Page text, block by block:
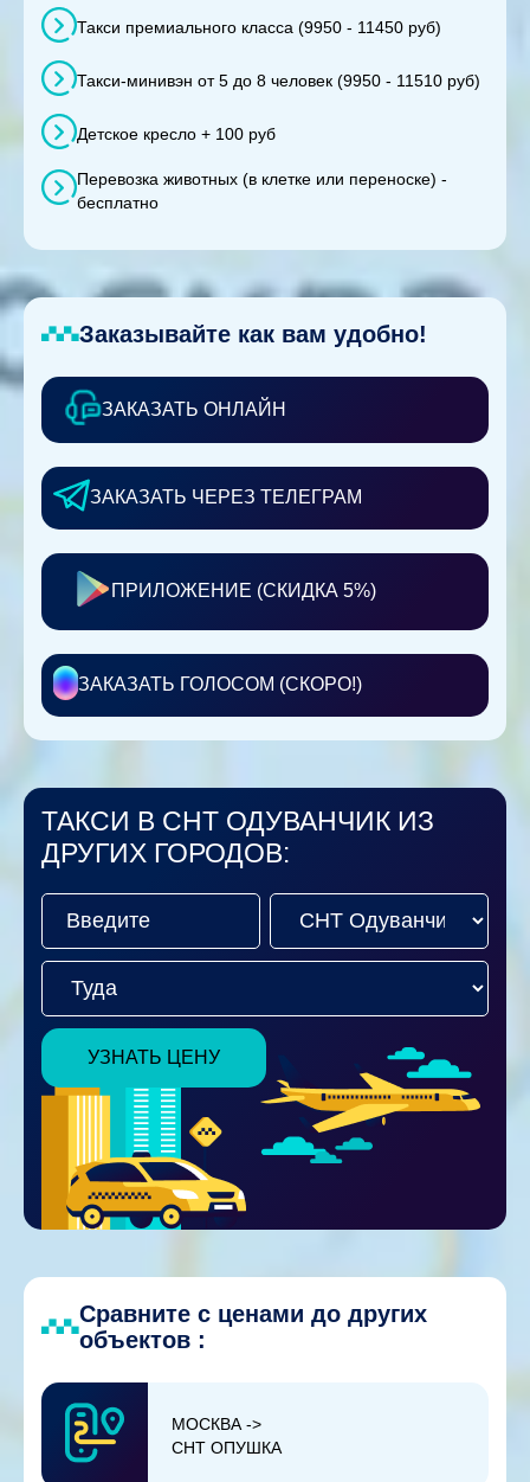
Такси премиального класса (9950 - 11450 руб)
Такси-минивэн от 5 до 8 человек (9950 - 11510 руб)
Детское кресло + 100 руб
Перевозка животных (в клетке или переноске) -
бесплатно
Заказывайте как вам удобно!
ЗАКАЗАТЬ ОНЛАЙН
ЗАКАЗАТЬ ЧЕРЕЗ ТЕЛЕГРАМ
ПРИЛОЖЕНИЕ (СКИДКА 5%)
ЗАКАЗАТЬ ГОЛОСОМ (СКОРО!)
ТАКСИ В СНТ ОДУВАНЧИК ИЗ
ДРУГИХ ГОРОДОВ:
УЗНАТЬ ЦЕНУ
Сравните с ценами до других
объектов :
МОСКВА ->
СНТ ОПУШКА